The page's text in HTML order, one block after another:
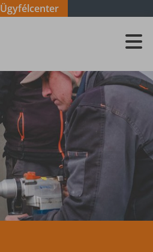
Ügyfélcenter